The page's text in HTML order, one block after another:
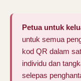
Petua untuk
untuk semua
kod QR dalam
individu dan
selepas